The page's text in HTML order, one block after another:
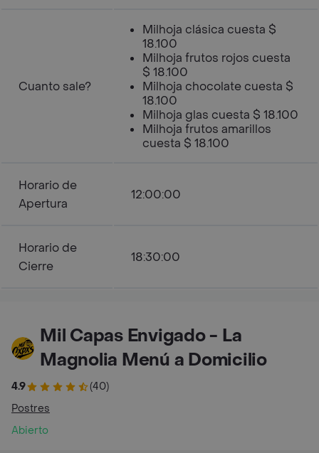
Cuanto sale?
Milhoja clásica cuesta $
18.100
Milhoja frutos rojos cuesta
$ 18.100
Milhoja chocolate cuesta $
18.100
Milhoja glas cuesta $ 18.100
Milhoja frutos amarillos
cuesta $ 18.100
Horario de
Apertura
12:00:00
Horario de
Cierre
18:30:00
Mil Capas Envigado - La
Magnolia Menú a Domicilio
4.9
(40)
Postres
Abierto